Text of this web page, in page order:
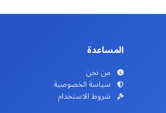
المساعدة
من نحن
سياسة الخصوصية
شروط الاستخدام